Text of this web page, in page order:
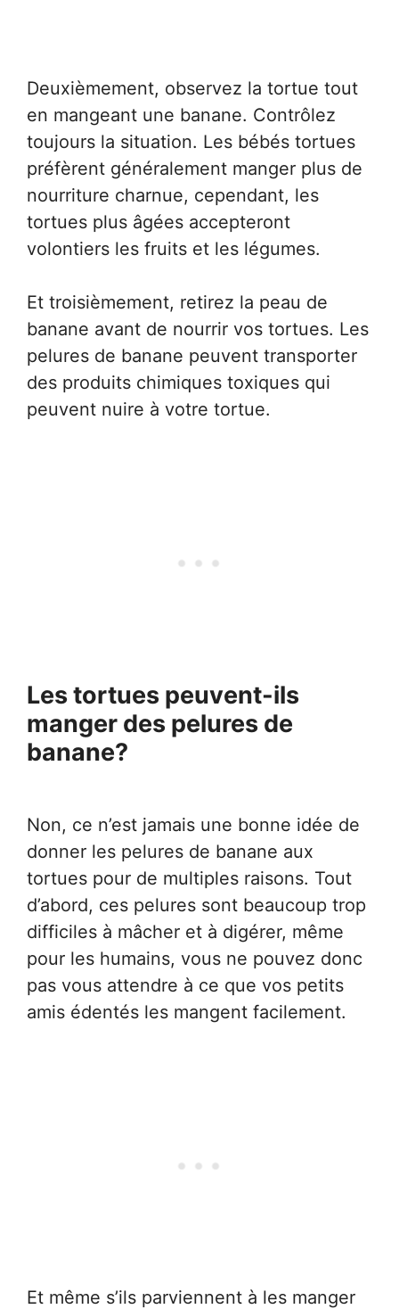
Deuxièmement, observez la tortue tout
en mangeant une banane. Contrôlez
toujours la situation. Les bébés tortues
préfèrent généralement manger plus de
nourriture charnue, cependant, les
tortues plus âgées accepteront
volontiers les fruits et les légumes.
Et troisièmement, retirez la peau de
banane avant de nourrir vos tortues. Les
pelures de banane peuvent transporter
des produits chimiques toxiques qui
peuvent nuire à votre tortue.
Les tortues peuvent-ils
manger des pelures de
banane?
Non, ce n’est jamais une bonne idée de
donner les pelures de banane aux
tortues pour de multiples raisons. Tout
d’abord, ces pelures sont beaucoup trop
difficiles à mâcher et à digérer, même
pour les humains, vous ne pouvez donc
pas vous attendre à ce que vos petits
amis édentés les mangent facilement.
Et même s’ils parviennent à les manger